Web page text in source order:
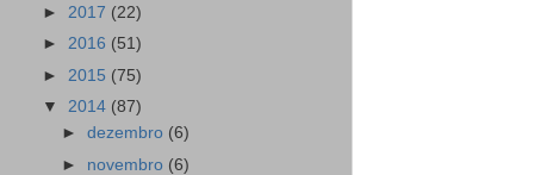
► 2017 (22)
► 2016 (51)
► 2015 (75)
▼ 2014 (87)
►dezembro (6)
► novembro (6)